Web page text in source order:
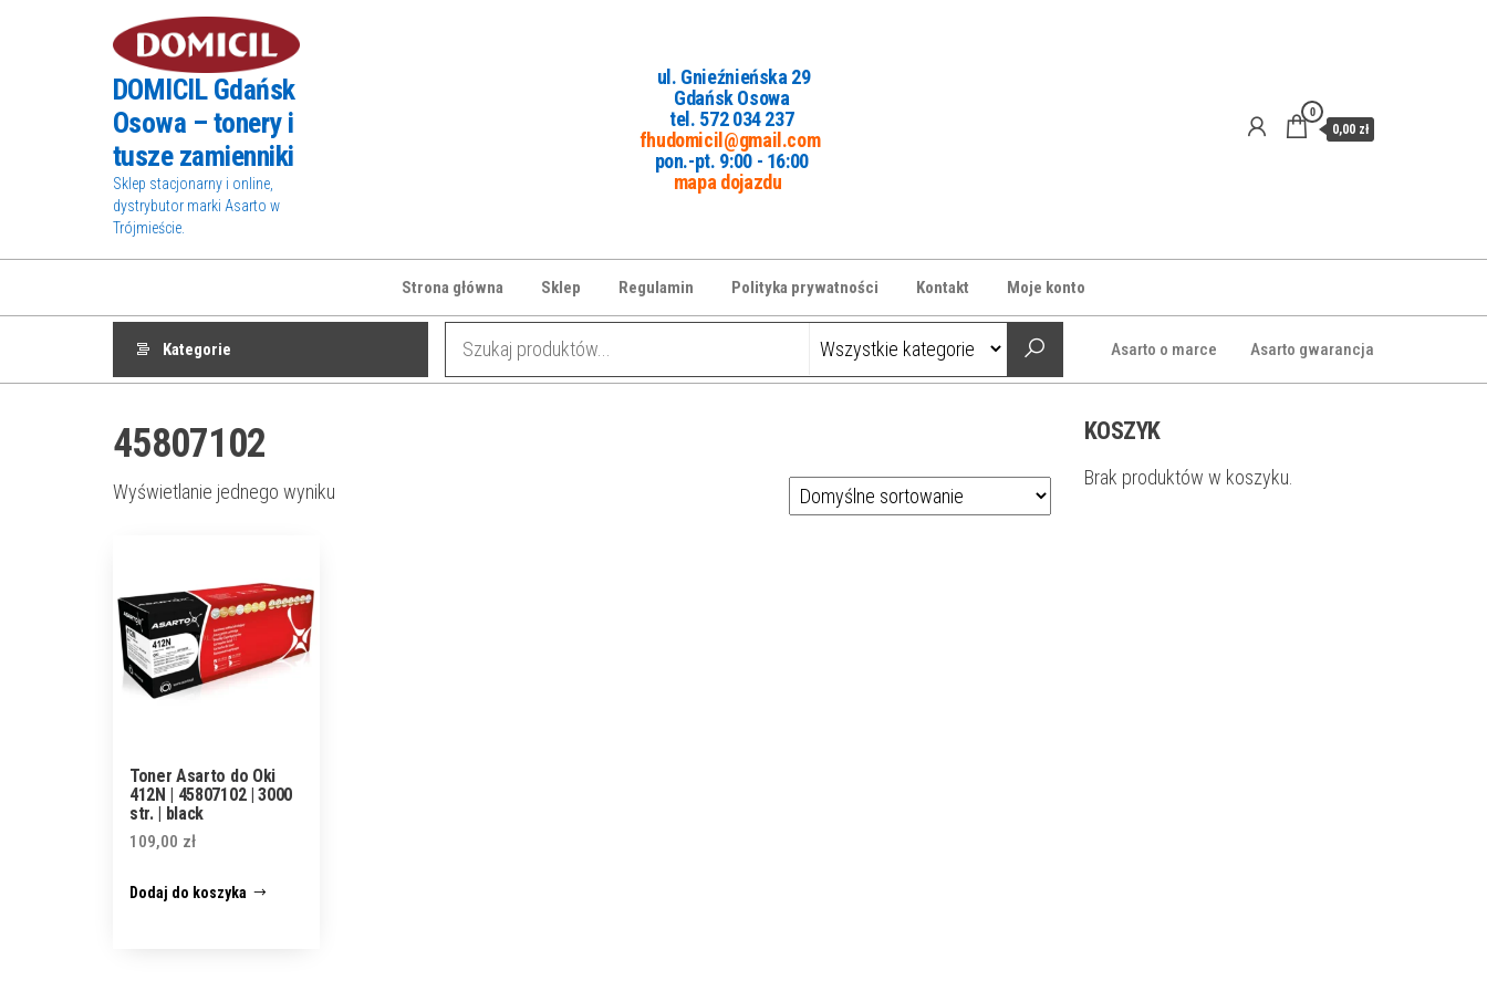
DOMICIL Gdańsk
Osowa – tonery i
tusze zamienniki
Sklep stacjonarny i online,
dystrybutor marki Asarto w
Trójmieście.
ul. Gnieźnieńska 29
Gdańsk Osowa
tel. 572 034 237
fhudomicil@gmail.com
pon.-pt. 9:00 - 16:00
mapa dojazdu
0
0,00 zł
Strona główna Sklep Regulamin Polityka prywatności Kontakt Moje konto
Kategorie Asarto o marce Asarto gwarancja
45807102
Wyświetlanie jednego wyniku
Toner Asarto do Oki
412N | 45807102 | 3000
str. | black
109,00 zł
Dodaj do koszyka
KOSZYK
Brak produktów w koszyku.